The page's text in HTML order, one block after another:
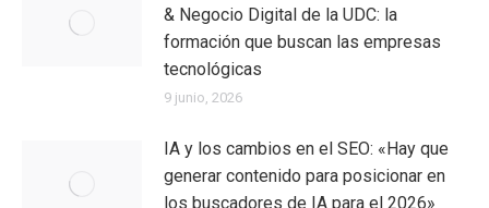
& Negocio Digital de la UDC: la
formación que buscan las empresas
tecnológicas
9 junio, 2026
IA y los cambios en el SEO: «Hay que
generar contenido para posicionar en
los buscadores de IA para el 2026»